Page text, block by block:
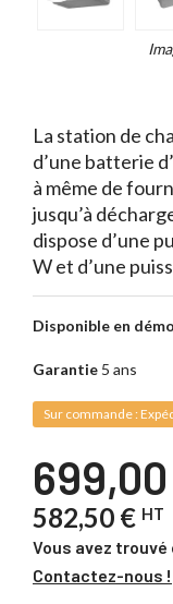
La station de
d’une batterie
à même de
jusqu’à
dispose d’une
W et d’une
Disponible en
Garantie 5 ans
Sur commande :
582,50 € HT
Vous avez
Contactez-nous !